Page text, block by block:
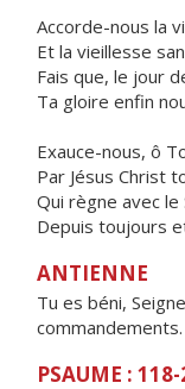
Accorde-nous la
Et la vieillesse
Fais que, le jour
Ta gloire enfin
Exauce-nous, ô
Par Jésus Christ
Qui règne avec
Depuis toujours
ANTIENNE
Tu es béni,
commandements.
PSAUME : 118-